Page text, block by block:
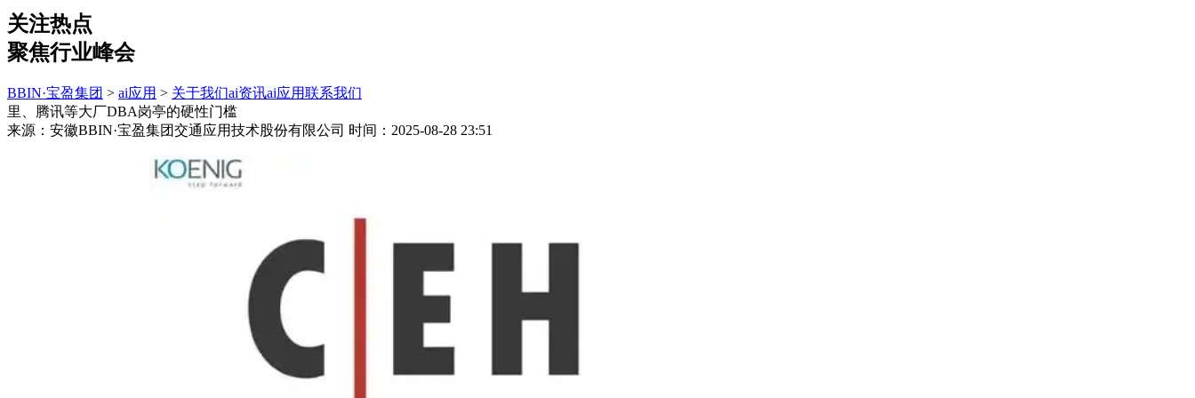
关注热点
聚焦行业峰会
BBIN·宝盈集团 > ai应用 > 关于我们ai资讯ai应用联系我们
里、腾讯等大厂DBA岗亭的硬性门槛
来源：安徽BBIN·宝盈集团交通应用技术股份有限公司 时间：2025-08-28 23:51